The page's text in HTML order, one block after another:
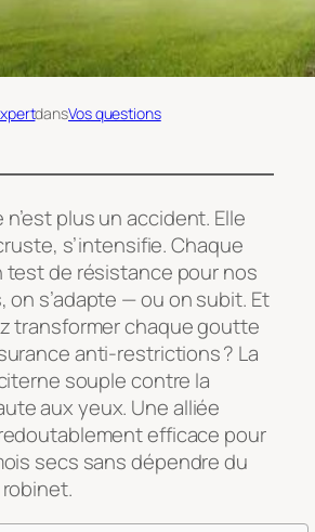
dansVos questions
plus un accident. Elle
s’intensifie. Chaque
de résistance pour nos
on s’adapte — ou on subit. Et
transformer chaque goutte
anti-restrictions ? La
souple contre la
aux yeux. Une alliée
efficace pour
secs sans dépendre du